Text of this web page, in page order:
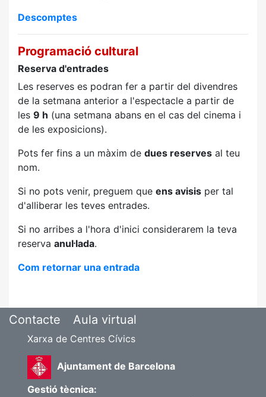
Descomptes
Programació cultural
Reserva d'entrades
Les reserves es podran fer a partir del divendres
de la setmana anterior a l'espectacle a partir de
les 9 h (una setmana abans en el cas del cinema i
de les exposicions).
Pots fer fins a un màxim de dues reserves al teu
nom.
Si no pots venir, preguem que ens avisis per tal
d'alliberar les teves entrades.
Si no arribes a l'hora d'inici considerarem la teva
reserva anul·lada.
Com retornar una entrada
Contacte Aula virtual
Xarxa de Centres Cívics
Ajuntament de Barcelona
Gestió tècnica: